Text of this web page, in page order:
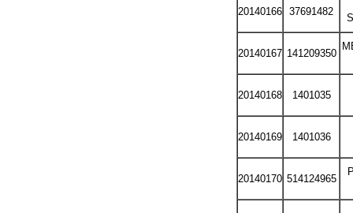
20140166 37691482
20140167 141209350
20140168 1401035
20140169 1401036
20140170 514124965